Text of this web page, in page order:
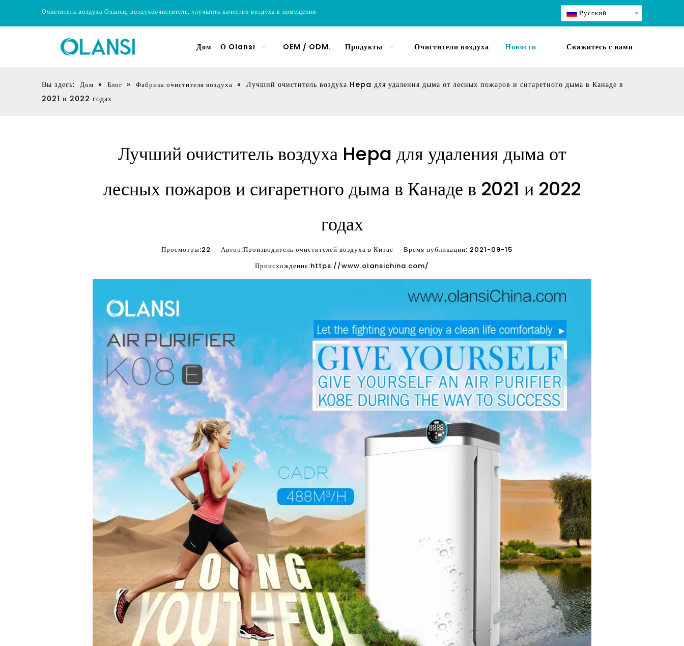
Очиститель воздуха Оланси, воздухоочиститель, улучшить качество воздуха в помещении Pусский
Дом О Olansi OEM / ODM. Продукты Очистители воздуха Новости Свяжитесь с нами
Вы здесь: Дом » Блог » Фабрика очистителя воздуха » Лучший очиститель воздуха Hepa для удаления дыма от лесных пожаров и сигаретного дыма в Канаде в
2021 и 2022 годах
Лучший очиститель воздуха Hepa для удаления дыма от
лесных пожаров и сигаретного дыма в Канаде в 2021 и 2022
годах
Просмотры:22
Автор:Производитель очистителей воздуха в Китае Время публикации: 2021-09-15
Происхождение:https://www.olansichina.com/